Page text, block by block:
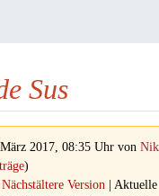
Sus
2017, 08:35 Uhr von
)
Version |